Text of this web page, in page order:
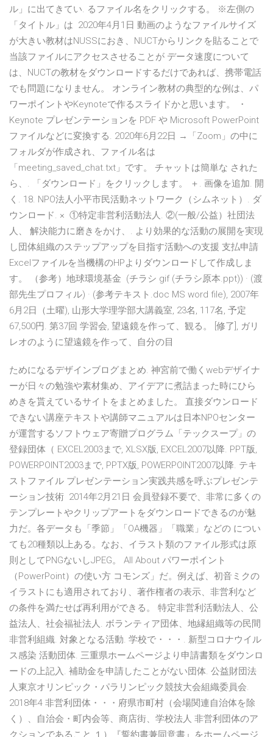
ル」に出てきてい. るファイル名をクリックする。 ※左側の
「タイトル」は 2020年4月1日 動画のようなファイルサイズ
が大きい教材はNUSSにおき、NUCTからリンクを貼ることで
当該ファイルにアクセスさせることが データ速度について
は、NUCTの教材をダウンロードするだけであれば、携帯電話
でも問題になりません。 オンライン教材の典型的な例は、パ
ワーポイントやKeynoteで作るスライドかと思います。 ・
Keynote プレゼンテーションを PDF や Microsoft PowerPoint
ファイルなどに変換する. 2020年6月22日 →「Zoom」の中に
フォルダが作成され、ファイル名は
「meeting_saved_chat.txt」です。 チャットは簡単な された
ら、. 「ダウンロード」をクリックします。 ＋. 画像を追加. 開
く. 18. NPO法人小平市民活動ネットワーク（シムネット）. ダ
ウンロード. × ①特定非営利活動法人. ②(一般/公益）社団法
人、 解決能力に磨きをかけ、. より効果的な活動の展開を実現
し団体組織のステップアップを目指す活動への支援 支払申請
Excelファイルを当機構のHPよりダウンロードして作成しま
す。 （参考）地球環境基金 (チラシ gif (チラシ原本.ppt)) · (渡
部先生プロフィル) · (参考テキスト.doc MS word file), 2007年
6月2日（土曜), 山形大学理学部大講義室, 23名, 117名, 予定
67,500円. 第37回 学習会, 望遠鏡を作って、観る。 [修了], ガリ
レオのように望遠鏡を作って、自分の目
ためになるデザインブログまとめ. 神宮前で働くwebデザイナ
ーが日々の勉強や素材集め、アイデアに煮詰まった時にひら
めきを貰えているサイトをまとめました。 直接ダウンロード
できない講座テキストや講師マニュアルは日本NPOセンター
が運営するソフトウェア寄贈プログラム「テックスープ」の
登録団体（ EXCEL2003まで, XLSX版, EXCEL2007以降. PPT版,
POWERPOINT2003まで, PPTX版, POWERPOINT2007以降. テキ
ストファイル プレゼンテーション実践共感を呼ぶプレゼンテ
ーション技術 2014年2月21日 会員登録不要で、非常に多くの
テンプレートやクリップアートをダウンロードできるのが魅
力だ。各データも「季節」「OA機器」「職業」などの につい
ても20種類以上ある。なお、イラスト類のファイル形式は原
則としてPNGないしJPEG。 All About パワーポイント
（PowerPoint）の使い方 コモンズ」だ。例えば、初音ミクの
イラストにも適用されており、著作権者の表示、非営利など
の条件を満たせば再利用ができる。 特定非営利活動法人、公
益法人、社会福祉法人. ボランティア団体、地縁組織等の民間
非営利組織. 対象となる活動. 学校で・・・. 新型コロナウイル
ス感染 活動団体. 三重県ホームページより申請書類をダウンロ
ードの上記入. 補助金を申請したことがない団体. 公益財団法
人東京オリンピック・パラリンピック競技大会組織委員会.
2018年4 非営利団体・・・府県市町村（会場関連自治体を除
く）、自治会・町内会等、商店街、学校法人 非営利団体のア